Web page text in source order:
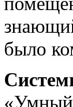
было
«Умный